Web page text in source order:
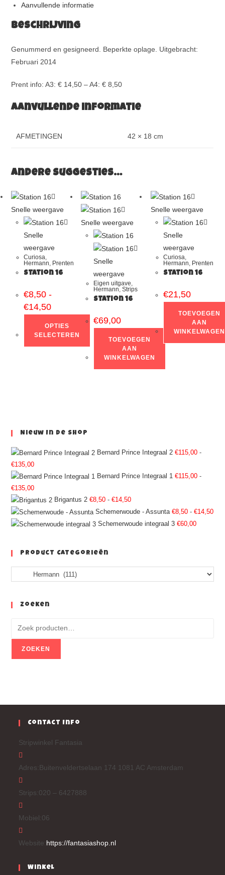
Aanvullende informatie
Beschrijving
Genummerd en gesigneerd. Beperkte oplage. Uitgebracht:
Februari 2014
Prent info: A3: € 14,50 – A4: € 8,50
Aanvullende informatie
AFMETINGEN 42 × 18 cm
Andere suggesties…
Snelle weergave
Snelle
weergave
Curiosa,
Hermann, Prenten
Station 16
€8,50 -
€14,50
OPTIES
SELECTEREN
Snelle weergave
Snelle
weergave
Eigen uitgave
Hermann Strips
Station 16
€69,00
TOEVOEGEN
AAN
WINKELWAGEN
Snelle weergave
Snelle
weergave
Curiosa,
Hermann, Prenten
Station 16
€21,50
TOEVOEGEN
AAN
WINKELWAGEN
Nieuw In De Shop
Bernard Prince Integraal 2 €115,00 -
€135,00
Bernard Prince Integraal 1 €115,00 -
€135,00
Brigantus 2 €8,50 - €14,50
Schemerwoude - Assunta €8,50 - €14,50
Schemerwoude integraal 3 €60,00
Product Categorieën
Zoeken
ZOEKEN
Contact Info
Stripwinkel Fantasia
Adres: Buitenveldertselaan 174 1081 AC Amsterdam
Strips: 020 – 6427888
Mobiel: 06
Website: https://fantasiashop.nl
Winkel